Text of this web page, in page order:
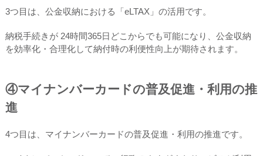
3つ目は、公金収納における「eLTAX」の活用です。
納税手続きが 24時間365日どこからでも可能になり、公金収納
を効率化・合理化して納付時の利便性向上が期待されます。
④マイナンバーカードの普及促進・利用の推
進
4つ目は、マイナンバーカードの普及促進・利用の推進です。